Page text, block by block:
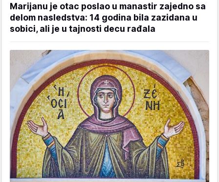
Marijanu je otac poslao u manastir zajedno sa
delom nasledstva: 14 godina bila zazidana u
sobici, ali je u tajnosti decu rađala